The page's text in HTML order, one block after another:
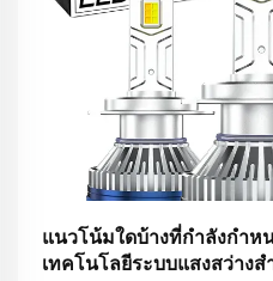
แนวโน้มใดบ้างที่กำลังกำ
เทคโนโลยีระบบแสงสว่าง